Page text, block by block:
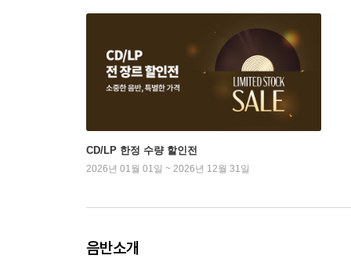
CD/LP 한정 수량 할인전
2026년 01월 01일 ~ 2026년 12월 31일
음반소개